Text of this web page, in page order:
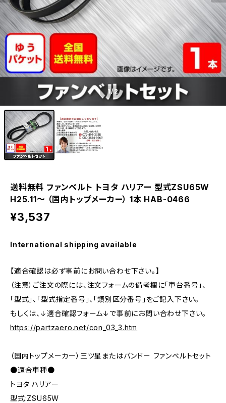
1/2
送料無料 ファンベルト トヨタ ハリアー 型式ZSU65W
H25.11～ （国内トップメーカー） 1本 HAB-0466
¥3,537
International shipping available
【適合確認は必ず事前にお問い合わせ下さい。】
（注意）ご注文の際には、注文フォームの備考欄に「車台番号」、
「型式」、「型式指定番号」、「類別区分番号」をご記入下さい。
もしくは、↓適合確認フォーム↓で事前にお問い合わせ下さい。
https://partzaero.net/con_03_3.htm
（国内トップメーカー）三ツ星またはバンドー ファンベルトセット
●適合車種●
トヨタ ハリアー
型式:ZSU65W